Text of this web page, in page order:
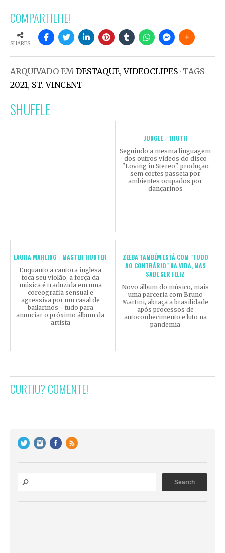
COMPARTILHE!
SHARES
ARQUIVADO EM DESTAQUE,VIDEOCLIPES · TAGS
2021, ST. VINCENT
SHUFFLE
JUNGLE - TRUTH
Seguindo a mesma linguagem
dos outros vídeos do disco
"Loving in Stereo", produção
sem cortes passeia por
ambientes ocupados por
dançarinos
LAURA MARLING - MASTER HUNTER
Enquanto a cantora inglesa
toca seu violão, a força da
música é traduzida em uma
coreografia sensual e
agressiva por um casal de
bailarinos - tudo para
anunciar o próximo álbum da
artista
ZEEBA TAMBÉM ESTÁ COM "TUDO
AO CONTRÁRIO" NA VIDA, MAS
SABE SER FELIZ
Novo álbum do músico, mais
uma parceria com Bruno
Martini, abraça a brasilidade
após processos de
autoconhecimento e luto na
pandemia
CURTIU? COMENTE!